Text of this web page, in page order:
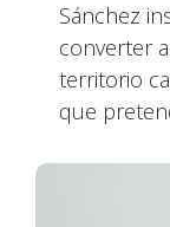
Sánchez
converter
territorio
que